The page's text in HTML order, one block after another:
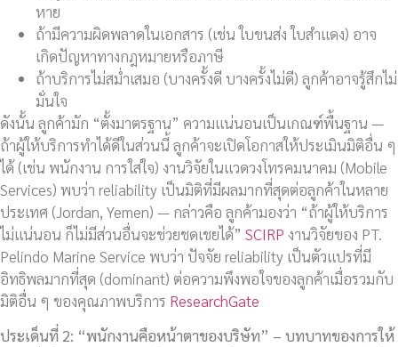
หาย
ถ้ามีความผิดพลาดในเอกสาร (เช่น ใบขนส่ง ใบสำแดง) อาจ
เกิดปัญหาทางกฎหมายหรือภาษี
ถ้าบริการไม่สม่ำเสมอ (บางครั้งดี บางครั้งไม่ดี) ลูกค้าอาจรู้สึกไม่
มั่นใจ
ดังนั้น ลูกค้ามัก “ตั้งมาตรฐาน” ความแน่นอนเป็นเกณฑ์พื้นฐาน —
ถ้าผู้ให้บริการทำได้ดีในส่วนนี้ ลูกค้าจะเปิดโอกาสให้ประเมินมิติอื่น ๆ
ได้ (เช่น พนักงาน การใส่ใจ) งานวิจัยในแวดวงโทรคมนาคม (Mobile
Services) พบว่า reliability เป็นมิติที่มีผลมากที่สุดต่อลูกค้าในหลาย
ประเทศ (Jordan, Yemen) — กล่าวคือ ลูกค้ามองว่า “ถ้าผู้ให้บริการ
ไม่แน่นอน ก็ไม่มีส่วนอื่นจะช่วยชดเชยได้” SCIRP งานวิจัยของ PT.
Pelindo Marine Service พบว่า ปัจจัย reliability เป็นตัวแปรที่มี
อิทธิพลมากที่สุด (dominant) ต่อความพึงพอใจของลูกค้าเมื่อรวมกับ
มิติอื่น ๆ ของคุณภาพบริการ ResearchGate
ประเด็นที่ 2: “พนักงานคือหน้าตาของบริษัท” – บทบาทของการให้